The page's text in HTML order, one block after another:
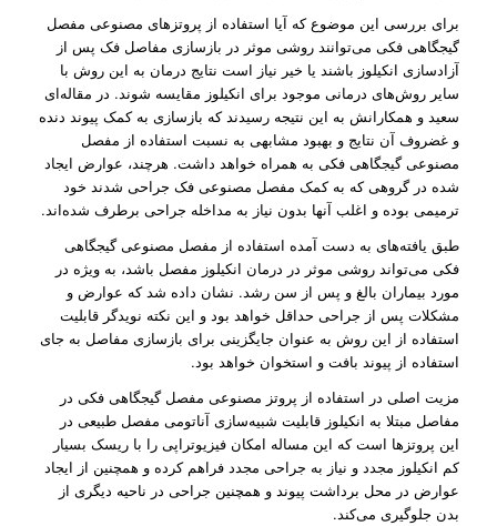
برای بررسی این موضوع که آیا استفاده از پروتز‌های مصنوعی مفصل
گیجگاهی فکی می‌توانند روشی موثر در بازسازی مفاصل فک پس از
آزادسازی انکیلوز باشند یا خیر نیاز است نتایج درمان به این روش با
سایر روش‌های درمانی موجود برای انکیلوز مقایسه شوند. در مقاله‌ای
سعید و همکارانش به این نتیجه رسیدند که بازسازی به کمک پیوند دنده
و غضروف آن نتایج و بهبود مشابهی به نسبت استفاده از مفصل
مصنوعی گیجگاهی فکی به همراه خواهد داشت. هرچند، عوارض ایجاد
شده در گروهی که به کمک مفصل مصنوعی فک جراحی شدند خود
ترمیمی بوده و اغلب آنها بدون نیاز به مداخله جراحی برطرف شده‌اند.
طبق یافته‌های به دست آمده استفاده از مفصل مصنوعی گیجگاهی
فکی می‌تواند روشی موثر در درمان انکیلوز مفصل باشد، به ویژه در
مورد بیماران بالغ و پس از سن رشد. نشان داده شد که عوارض و
مشکلات پس از جراحی حداقل خواهد بود و این نکته نویدگر قابلیت
استفاده از این روش به عنوان جایگزینی برای بازسازی مفاصل به جای
استفاده از پیوند بافت و استخوان خواهد بود.
مزیت اصلی در استفاده از پروتز مصنوعی مفصل گیجگاهی فکی در
مفاصل مبتلا به انکیلوز قابلیت شبیه‌سازی آناتومی مفصل طبیعی در
این پروتز‌ها است که این مساله امکان فیزیوتراپی را با ریسک بسیار
کم انکیلوز مجدد و نیاز به جراحی مجدد فراهم کرده و همچنین از ایجاد
عوارض در محل برداشت پیوند و همچنین جراحی در ناحیه دیگری از
بدن جلوگیری می‌کند.